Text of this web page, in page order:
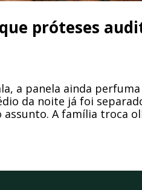
próteses
a panela ainda
da noite já foi
A família troca